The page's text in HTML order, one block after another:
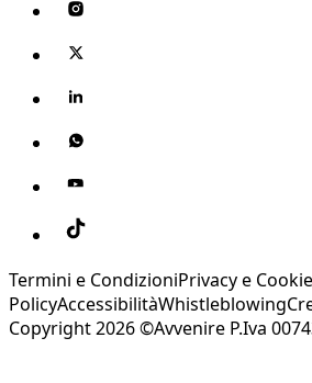
Termini e CondizioniPrivacy e Cookie
PolicyAccessibilitàWhistleblowing
Copyright 2026 ©Avvenire P.Iva